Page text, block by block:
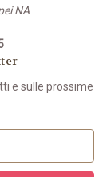
NA
e sulle prossime